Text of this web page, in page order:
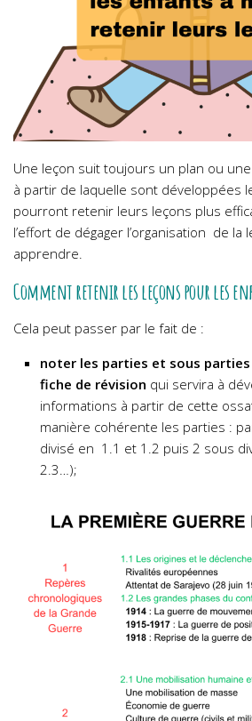
Une leçon suit toujours un plan ou
à partir de laquelle sont développées
pourront retenir leurs leçons plus
l’effort de dégager l’organisation de la
apprendre.
Comment retenir les leçons pour les
Cela peut passer par le fait de :
noter les parties et sous parties
fiche de révision qui servira à
informations à partir de cette
manière cohérente les parties :
divisé en 1.1 et 1.2 puis 2 sous
2.3…);